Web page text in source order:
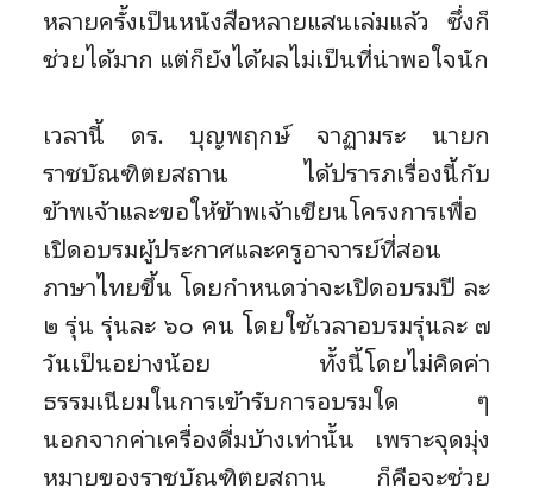
หลายครั้งเป็นหนังสือหลายแสนเล่มแล้ว ซึ่งก็
ช่วยได้มาก แต่ก็ยังได้ผลไม่เป็นที่น่าพอใจนัก
เวลานี้ ดร. บุญพฤกษ์ จาฏามระ นายก
ราชบัณฑิตยสถาน ได้ปรารภเรื่องนี้กับ
ข้าพเจ้าและขอให้ข้าพเจ้าเขียนโครงการเพื่อ
เปิดอบรมผู้ประกาศและครูอาจารย์ที่สอน
ภาษาไทยขึ้น โดยกำหนดว่าจะเปิดอบรมปี ละ
๒ รุ่น รุ่นละ ๖๐ คน โดยใช้เวลาอบรมรุ่นละ ๗
วันเป็นอย่างน้อย ทั้งนี้โดยไม่คิดค่า
ธรรมเนียมในการเข้ารับการอบรมใด ๆ
นอกจากค่าเครื่องดื่มบ้างเท่านั้น เพราะจุดมุ่ง
หมายของราชบัณฑิตยสถาน ก็คือจะช่วย